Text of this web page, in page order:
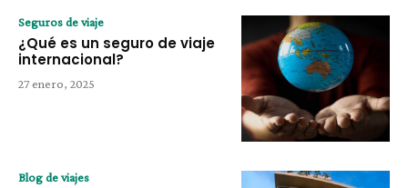
Seguros de viaje
¿Qué es un seguro de viaje
internacional?
27 enero, 2025
Blog de viajes